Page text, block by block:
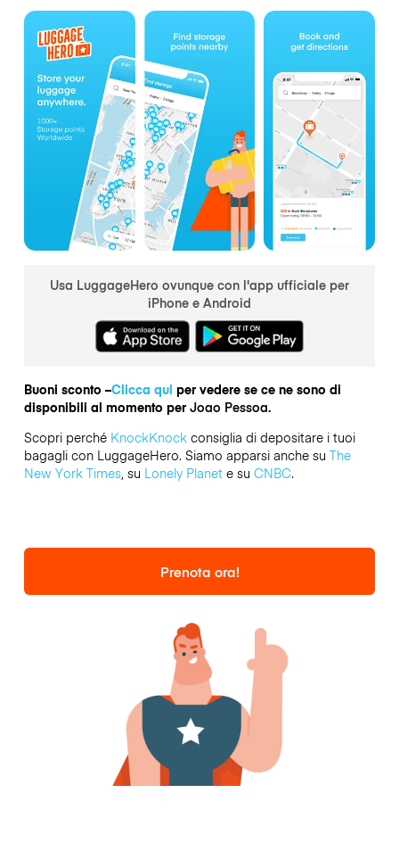
Usa LuggageHero ovunque con l'app ufficiale per
iPhone e Android
Buoni sconto –Clicca qui per vedere se ce ne sono di
disponibili al momento per Joao Pessoa.
Scopri perché KnockKnockconsiglia di depositare i tuoi
bagagli con LuggageHero. Siamo apparsi anche su The
New York Times, su Lonely Planete su CNBC.
Prenota ora!